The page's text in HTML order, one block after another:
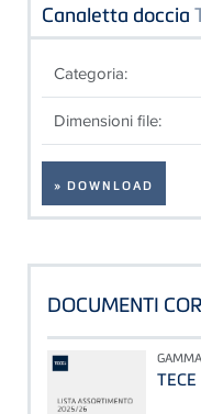
Canaletta doccia
Categoria:
Dimensioni file:
» DOWNLOAD
DOCUMENTI